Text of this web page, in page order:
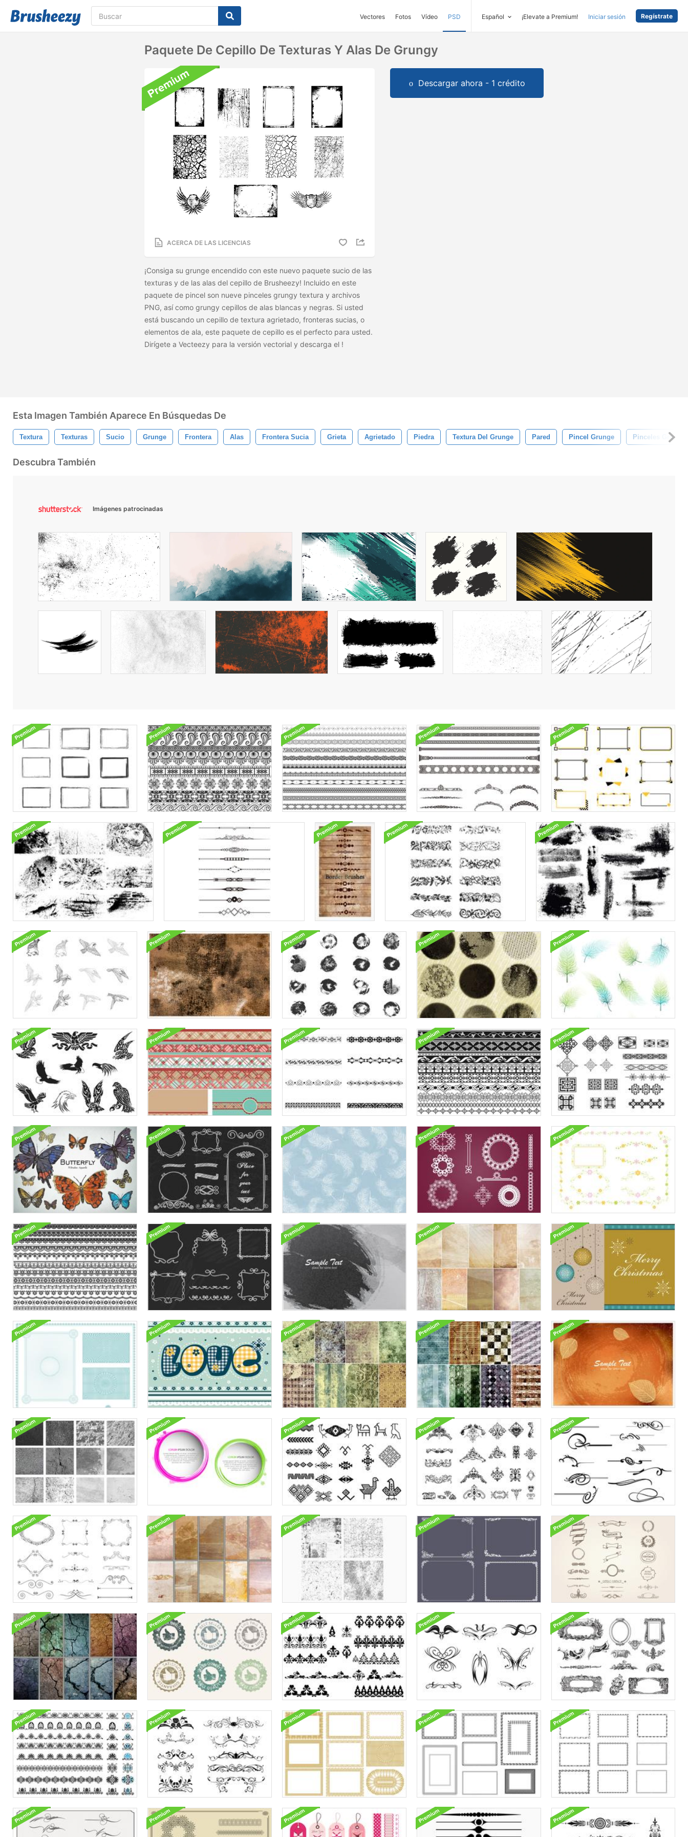
Vectores Fotos Vídeo PSD Español ¡Elevate a Premium! Iniciar sesión Regístrate
Paquete De Cepillo De Texturas Y Alas De Grungy
ACERCA DE LAS LICENCIAS
¡Consiga su grunge encendido con este nuevo paquete sucio de las
texturas y de las alas del cepillo de Brusheezy! Incluido en este
paquete de pincel son nueve pinceles grungy textura y archivos
PNG, así como grungy cepillos de alas blancas y negras. Si usted
está buscando un cepillo de textura agrietado, fronteras sucias, o
elementos de ala, este paquete de cepillo es el perfecto para usted.
Dirígete a Vecteezy para la versión vectorial y descarga el !
Descargar ahora - 1 crédito
Esta Imagen También Aparece En Búsquedas De
Textura Texturas Sucio Grunge Frontera Alas Frontera Sucia Grieta Agrietado Piedra Textura Del Grunge Pared Pincel Grunge Pinceles Grunge
Descubra También
Imágenes patrocinadas